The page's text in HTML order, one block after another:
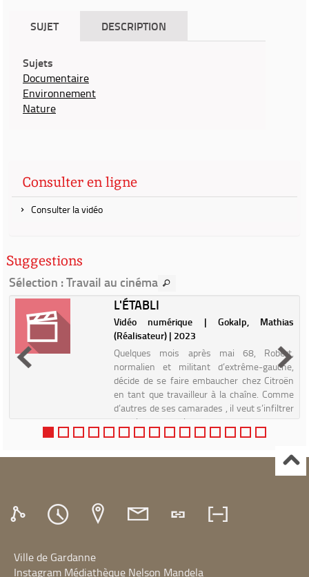
SUJET DESCRIPTION
Sujets
Documentaire
Environnement
Nature
Consulter en ligne
Consulter la vidéo
Suggestions
Sélection : Travail au cinéma
L'ÉTABLI
Vidéo numérique | Gokalp, Mathias
(Réalisateur) | 2023
Quelques mois après mai 68, Robert,
normalien et militant d’extrême-gauche,
décide de se faire embaucher chez Citroën
en tant que travailleur à la chaîne. Comme
d’autres de ses camarades , il veut s’infiltrer
en usine pour raviver...
Ville de Gardanne
Instagram Médiathèque Nelson Mandela